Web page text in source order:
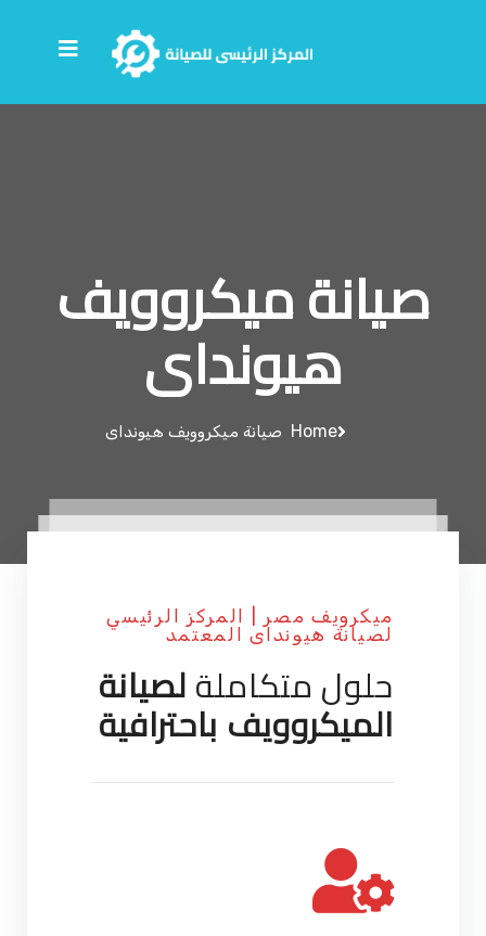
صيانة ميكروويف
هيونداى
Home صيانة ميكروويف هيونداى
ميكرويف مصر | المركز الرئيسي
لصيانة هيونداى المعتمد
حلول متكاملةلصيانة
الميكروويف باحترافية